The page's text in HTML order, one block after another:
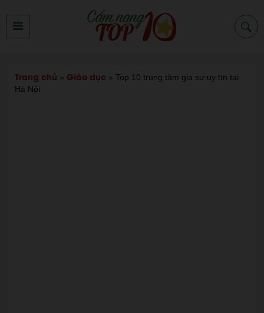
Trang chủ » Giáo dục » Top 10 trung tâm gia sư uy tín tại
Hà Nội